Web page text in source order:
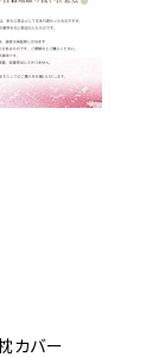
カバー